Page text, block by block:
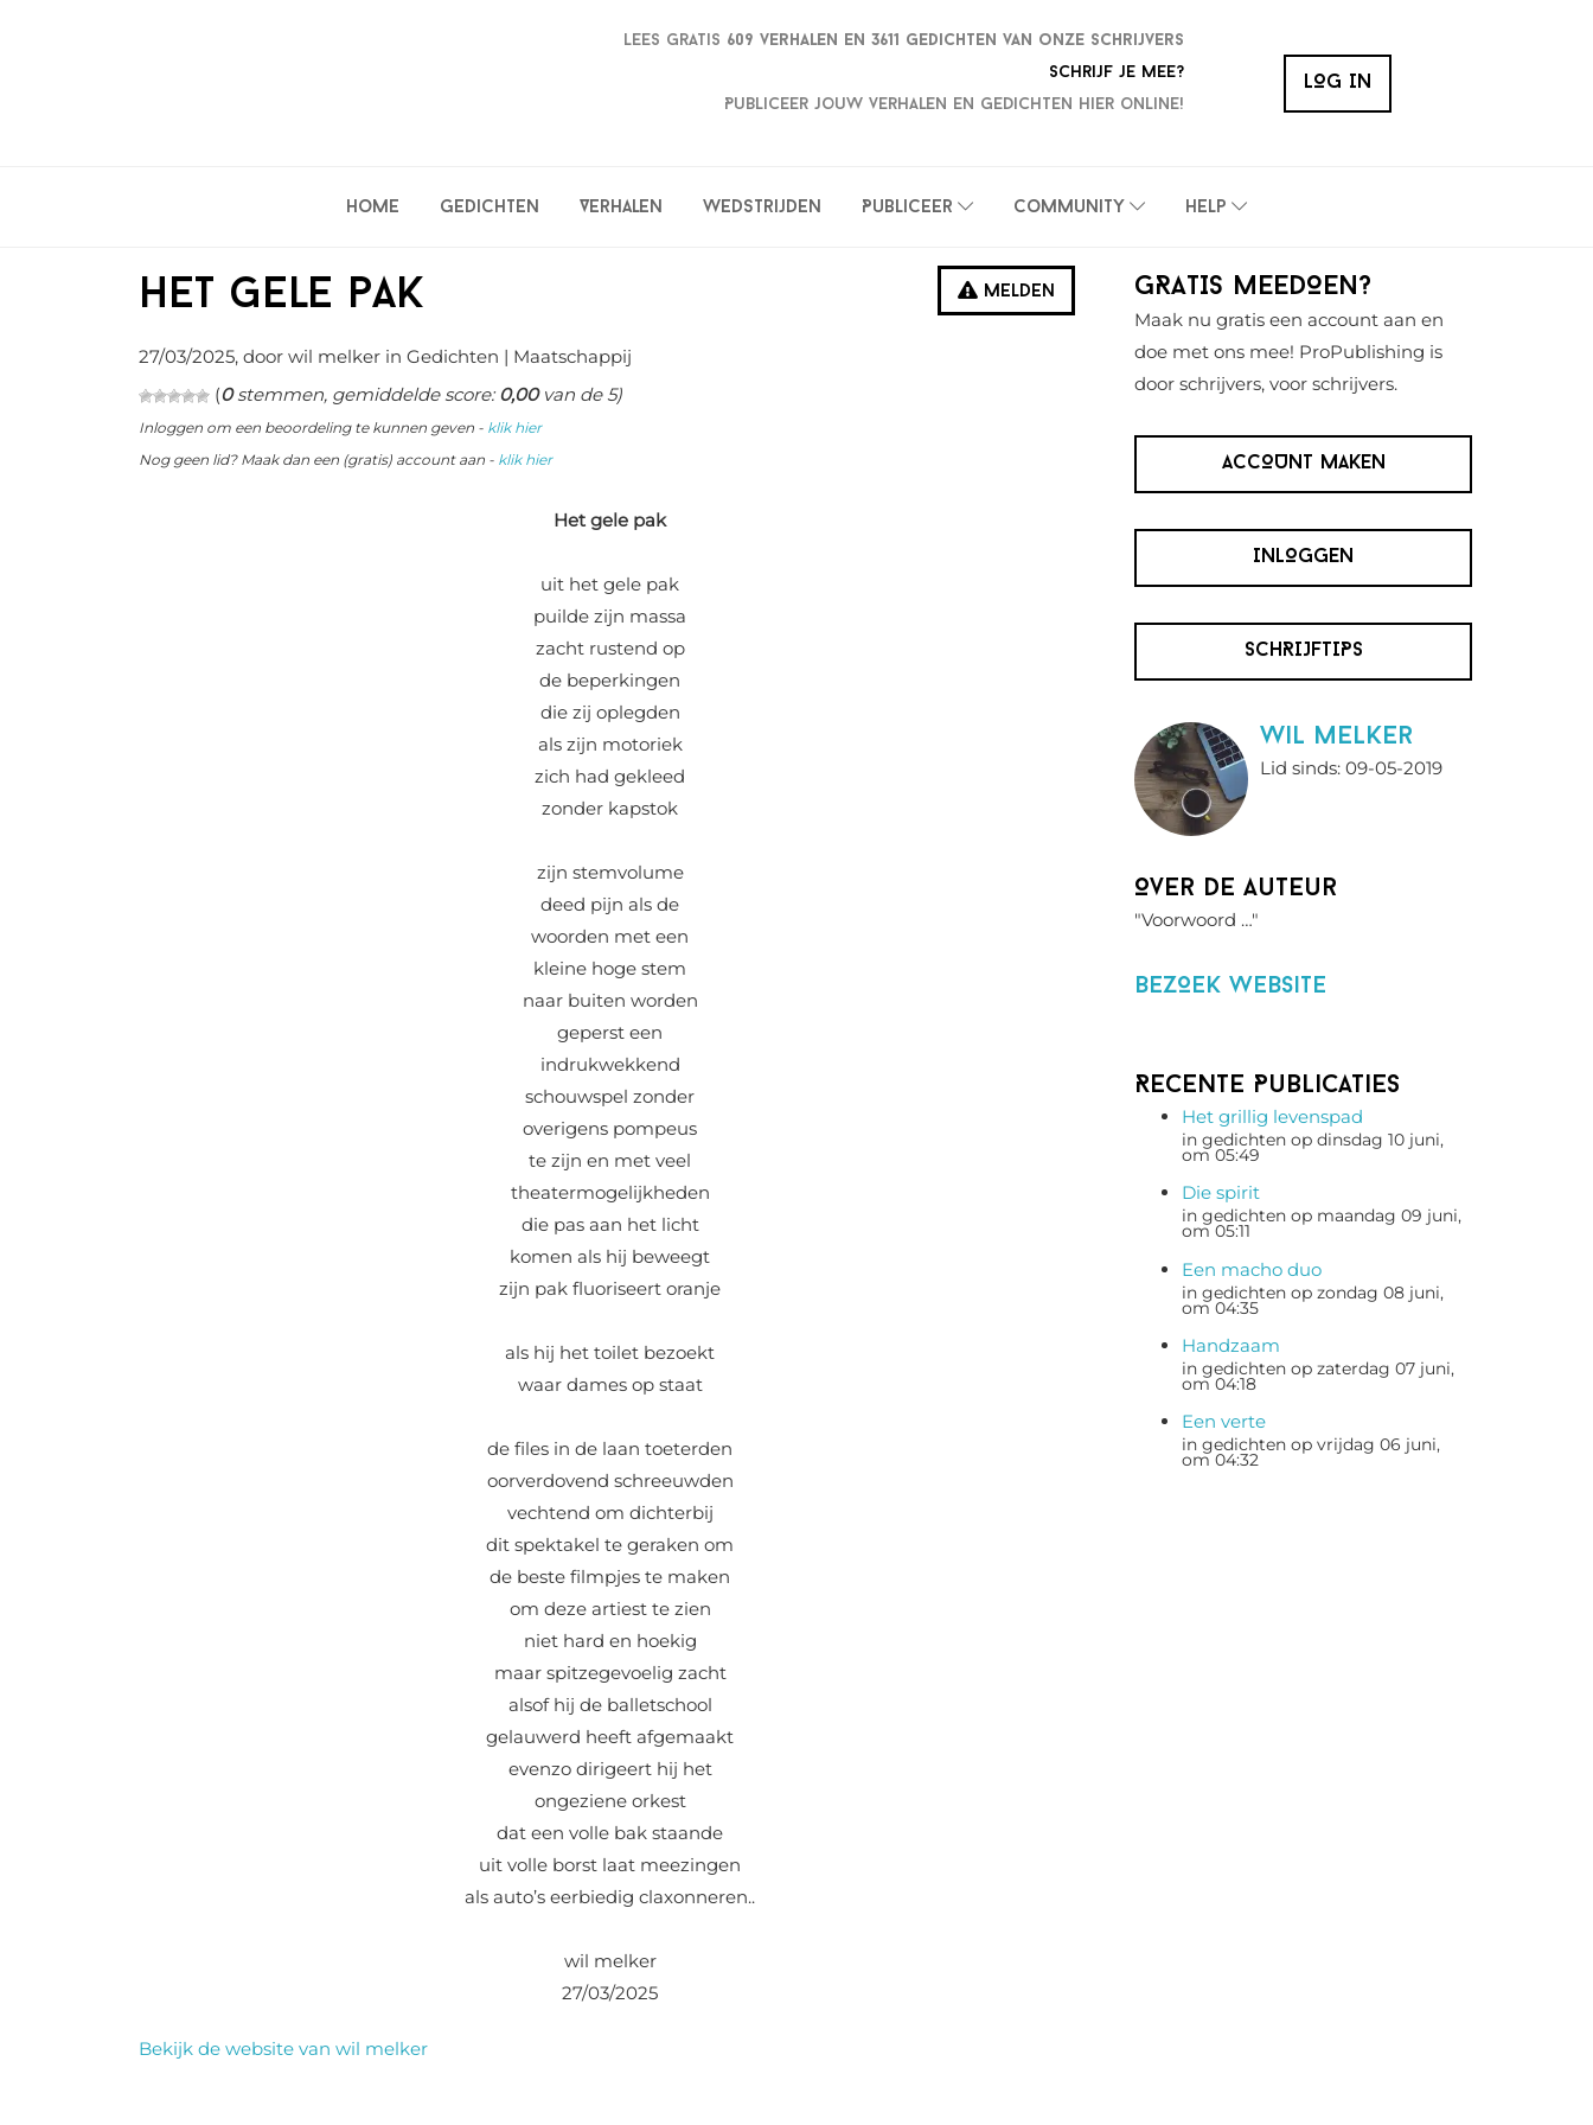
Lees gratis 609 verhalen en 3611 gedichten van onze schrijvers
Schrijf je mee?
Publiceer jouw verhalen en gedichten hier online!
LOG IN
Home Gedichten Verhalen Wedstrijden Publiceer Community Help
Melden
Het gele pak
27/03/2025, door wil melker in Gedichten | Maatschappij
(0stemmen, gemiddelde score:0,00van de 5)
Inloggen om een beoordeling te kunnen geven - klik hier
Nog geen lid? Maak dan een (gratis) account aan - klik hier
Het gele pak
uit het gele pak
puilde zijn massa
zacht rustend op
de beperkingen
die zij oplegden
als zijn motoriek
zich had gekleed
zonder kapstok
zijn stemvolume
deed pijn als de
woorden met een
kleine hoge stem
naar buiten worden
geperst een
indrukwekkend
schouwspel zonder
overigens pompeus
te zijn en met veel
theatermogelijkheden
die pas aan het licht
komen als hij beweegt
zijn pak fluoriseert oranje
als hij het toilet bezoekt
waar dames op staat
de files in de laan toeterden
oorverdovend schreeuwden
vechtend om dichterbij
dit spektakel te geraken om
de beste filmpjes te maken
om deze artiest te zien
niet hard en hoekig
maar spitzegevoelig zacht
alsof hij de balletschool
gelauwerd heeft afgemaakt
evenzo dirigeert hij het
ongeziene orkest
dat een volle bak staande
uit volle borst laat meezingen
als auto’s eerbiedig claxonneren..
wil melker
27/03/2025
Bekijk de website van wil melker
Primaire
Sidebar
GRATIS MEEDOEN?
Maak nu gratis een account aan en
doe met ons mee! ProPublishing is
door schrijvers, voor schrijvers.
ACCOUNT MAKEN
INLOGGEN
SCHRIJFTIPS
wil melker
Lid sinds: 09-05-2019
Over de auteur
"Voorwoord …"
BezOek website
Recente Publicaties
Het grillig levenspad
in gedichten op dinsdag 10 juni,
om 05:49
Die spirit
in gedichten op maandag 09 juni,
om 05:11
Een macho duo
in gedichten op zondag 08 juni,
om 04:35
Handzaam
in gedichten op zaterdag 07 juni,
om 04:18
Een verte
in gedichten op vrijdag 06 juni,
om 04:32